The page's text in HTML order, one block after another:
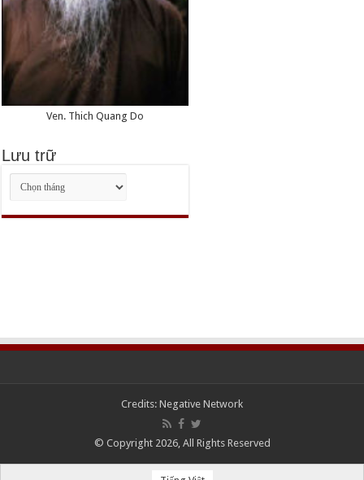
Ven. Thich Quang Do
Lưu trữ
Lưu
trữ
Credits: Negative Network
© Copyright 2026, All Rights Reserved